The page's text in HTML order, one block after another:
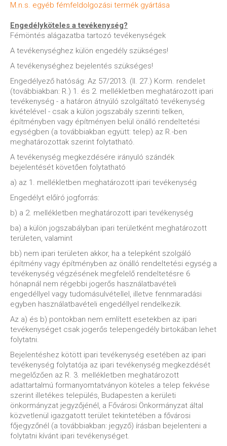
M.n.s. egyéb fémfeldolgozási termék gyártása
Engedélyköteles a tevékenység?
Fémöntés alágazatba tartozó tevékenységek
A tevékenységhez külön engedély szükséges!
A tevékenységhez bejelentés szükséges!
Engedélyező hatóság: Az 57/2013. (II. 27.) Korm. rendelet
(továbbiakban: R.) 1. és 2. mellékletben meghatározott ipari
tevékenység - a határon átnyúló szolgáltató tevékenység
kivételével - csak a külön jogszabály szerinti telken,
építményben vagy építményen belül önálló rendeltetési
egységben (a továbbiakban együtt: telep) az R.-ben
meghatározottak szerint folytatható.
A tevékenység megkezdésére irányuló szándék
bejelentését követően folytatható
a) az 1. mellékletben meghatározott ipari tevékenység
Engedélyt előíró jogforrás:
b) a 2. mellékletben meghatározott ipari tevékenység
ba) a külön jogszabályban ipari területként meghatározott
területen, valamint
bb) nem ipari területen akkor, ha a telepként szolgáló
építmény vagy építményben az önálló rendeltetési egység a
tevékenység végzésének megfelelő rendeltetésre 6
hónapnál nem régebbi jogerős használatbavételi
engedéllyel vagy tudomásulvétellel, illetve fennmaradási
egyben használatbavételi engedéllyel rendelkezik.
Az a) és b) pontokban nem említett esetekben az ipari
tevékenységet csak jogerős telepengedély birtokában lehet
folytatni.
Bejelentéshez kötött ipari tevékenység esetében az ipari
tevékenység folytatója az ipari tevékenység megkezdését
megelőzően az R. 3. mellékletben meghatározott
adattartalmú formanyomtatványon köteles a telep fekvése
szerint illetékes település, Budapesten a kerületi
önkormányzat jegyzőjénél, a Fővárosi Önkormányzat által
közvetlenül igazgatott terület tekintetében a fővárosi
főjegyzőnél (a továbbiakban: jegyző) írásban bejelenteni a
folytatni kívánt ipari tevékenységet.